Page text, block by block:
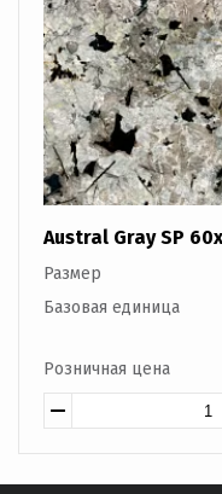
Austral Gray SP
Размер
Базовая единица
Розничная цена